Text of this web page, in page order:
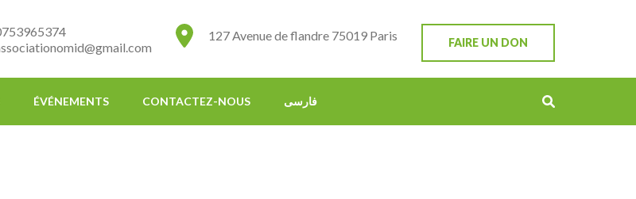
FAIRE UN DON
127 Avenue de flandre 75019 Paris
ÉVÉNEMENTS CONTACTEZ-NOUS فارسی